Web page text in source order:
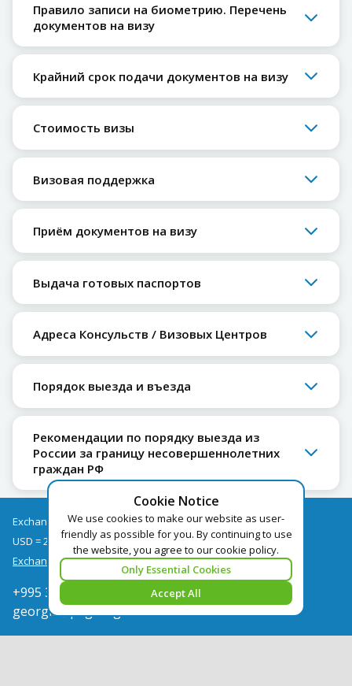
Правило записи на биометрию. Перечень
документов на визу
Крайний срок подачи документов на визу
Стоимость визы
Визовая поддержка
Приём документов на визу
Выдача готовых паспортов
Адреса Консульств / Визовых Центров
Порядок выезда и въезда
Рекомендации по порядку выезда из
России за границу несовершеннолетних
граждан РФ
Cookie Notice
We use cookies to make our website as user-
friendly as possible for you. By continuing to use
the website, you agree to our cookie policy.
Only Essential Cookies
Accept All
Exchange rates as of 10/08
USD = 2.67
EUR = 3.08
Exchange rate archive
+995 322050666
georgia@pegast.ge